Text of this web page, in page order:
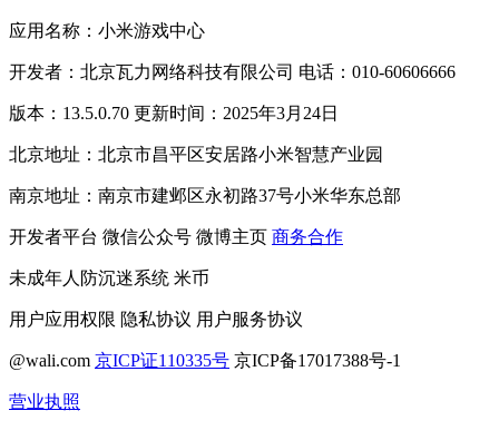
应用名称：小米游戏中心
开发者：北京瓦力网络科技有限公司 电话：010-60606666
版本：13.5.0.70 更新时间：2025年3月24日
北京地址：北京市昌平区安居路小米智慧产业园
南京地址：南京市建邺区永初路37号小米华东总部
开发者平台 微信公众号 微博主页 商务合作
未成年人防沉迷系统 米币
用户应用权限 隐私协议 用户服务协议
@wali.com 京ICP证110335号 京ICP备17017388号-1
营业执照